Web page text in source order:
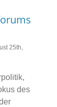
25th,
des